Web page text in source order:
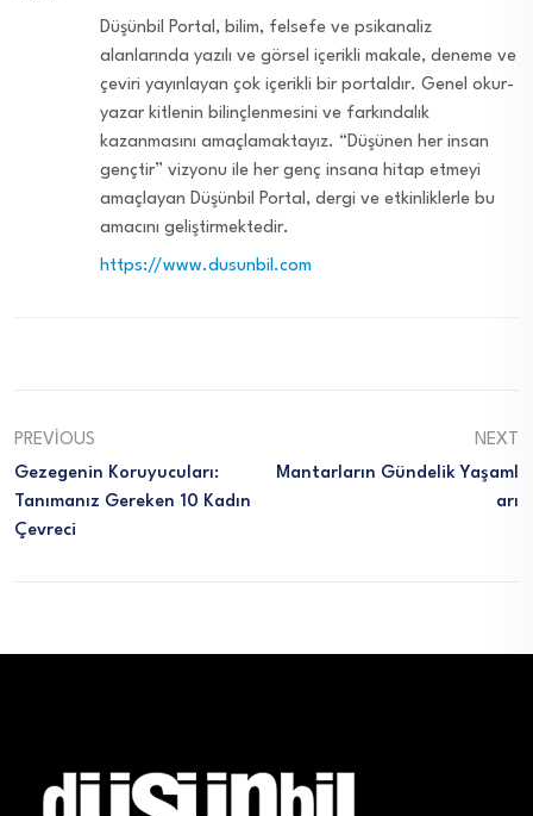
Düşünbil Portal, bilim, felsefe ve psikanaliz
alanlarında yazılı ve görsel içerikli makale, deneme ve
çeviri yayınlayan çok içerikli bir portaldır. Genel okur-
yazar kitlenin bilinçlenmesini ve farkındalık
kazanmasını amaçlamaktayız. “Düşünen her insan
gençtir” vizyonu ile her genç insana hitap etmeyi
amaçlayan Düşünbil Portal, dergi ve etkinliklerle bu
amacını geliştirmektedir.
https://www.dusunbil.com
PREVIOUS
Gezegenin Koruyucuları:
Tanımanız Gereken 10 Kadın
Çevreci
NEXT
Mantarların Gündelik Yaşaml
Arı